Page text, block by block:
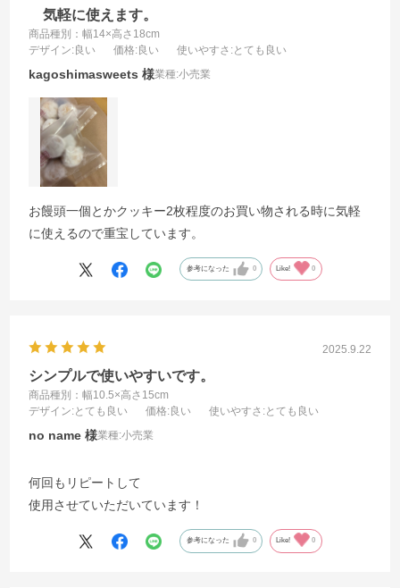
気軽に使えます。
商品種別：幅14×高さ18cm
デザイン:良い 価格:良い 使いやすさ :とても良い
kagoshimasweets 業種:小売業
お饅頭一個とかクッキー2枚程度のお買い物される時に気軽
に使えるので重宝しています。
参考になった 0 Like! 0
2025.9.22
シンプルで使いやすいです。
商品種別：幅10.5×高さ15cm
デザイン:とても良い 価格:良い 使いやすさ :とても良い
no name 業種:小売業
何回もリピートして
使用させていただいています！
参考になった 0 Like! 0